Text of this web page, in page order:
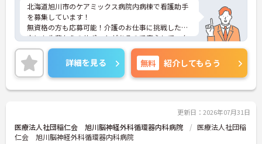
北海道旭川市のケアミックス病院内病棟で看護助手
を募集しています！
無資格の方も応募可能！介護のお仕事に挑戦したい
方にも先輩からのサポートがあるので安心してスタ
ートできます◎
昇給・賞与実績あり！頑張りを評価してくれるので
仕事のモチベーションにもつながります♪
ご興味のある方は、面接のポイントをお伝えします
のでご連絡ください！
詳細を見る 無料 紹介してもらう
更新日：2026年07月31日
医療法人社団稲仁会 旭川脳神経外科循環器内科病院
医療法人社団稲
仁会 旭川脳神経外科循環器内科病院